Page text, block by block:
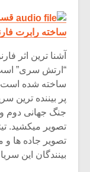
ساخته رابرت
آشنا ترین اثر
ساخته شده است.
پر بیننده ترین
جنگ جهانی دوم
تصویر میکشید.
تصویر جاده ها و
بینندگان این